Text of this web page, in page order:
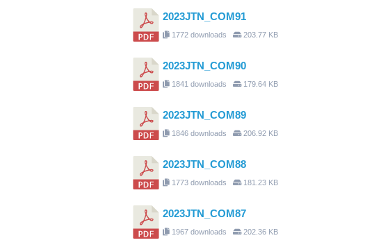
2023JTN_COM91
1772 downloads 203.77 KB
2023JTN_COM90
1841 downloads 179.64 KB
2023JTN_COM89
1846 downloads 206.92 KB
2023JTN_COM88
1773 downloads 181.23 KB
2023JTN_COM87
1967 downloads 202.36 KB